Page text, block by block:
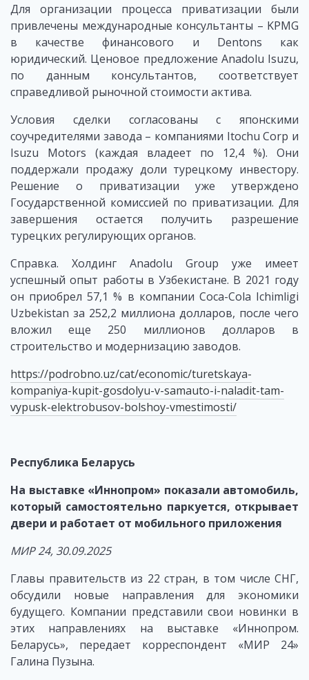
Для организации процесса приватизации были
привлечены международные консультанты – KPMG
в качестве финансового и Dentons как
юридический. Ценовое предложение Anadolu Isuzu,
по данным консультантов, соответствует
справедливой рыночной стоимости актива.
Условия сделки согласованы с японскими
соучредителями завода – компаниями Itochu Corp и
Isuzu Motors (каждая владеет по 12,4 %). Они
поддержали продажу доли турецкому инвестору.
Решение о приватизации уже утверждено
Государственной комиссией по приватизации. Для
завершения остается получить разрешение
турецких регулирующих органов.
Справка. Холдинг Anadolu Group уже имеет
успешный опыт работы в Узбекистане. В 2021 году
он приобрел 57,1 % в компании Coca-Cola Ichimligi
Uzbekistan за 252,2 миллиона долларов, после чего
вложил еще 250 миллионов долларов в
строительство и модернизацию заводов.
https://podrobno.uz/cat/economic/turetskaya-
kompaniya-kupit-gosdolyu-v-samauto-i-naladit-tam-
vypusk-elektrobusov-bolshoy-vmestimosti/
Республика Беларусь
На выставке «Иннопром» показали автомобиль,
который самостоятельно паркуется, открывает
двери и работает от мобильного приложения
МИР 24, 30.09.2025
Главы правительств из 22 стран, в том числе СНГ,
обсудили новые направления для экономики
будущего. Компании представили свои новинки в
этих направлениях на выставке «Иннопром.
Беларусь», передает корреспондент «МИР 24»
Галина Пузына.